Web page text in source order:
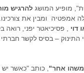
מופיע המושג להרגיש
אמפטיה ומבין את
דוי , פסיכיאטר יפני,
– בסיס לקשר חברתי
משהו אחר", כותב "כאשר יש